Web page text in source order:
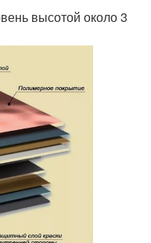
высотой около 3